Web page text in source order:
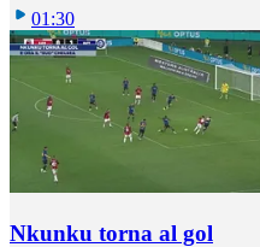
01:30
Nkunku torna al gol